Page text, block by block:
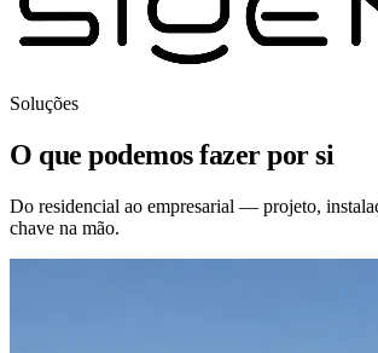
Soluções
O que podemos fazer por si
Do residencial ao empresarial — projeto,
chave na mão.